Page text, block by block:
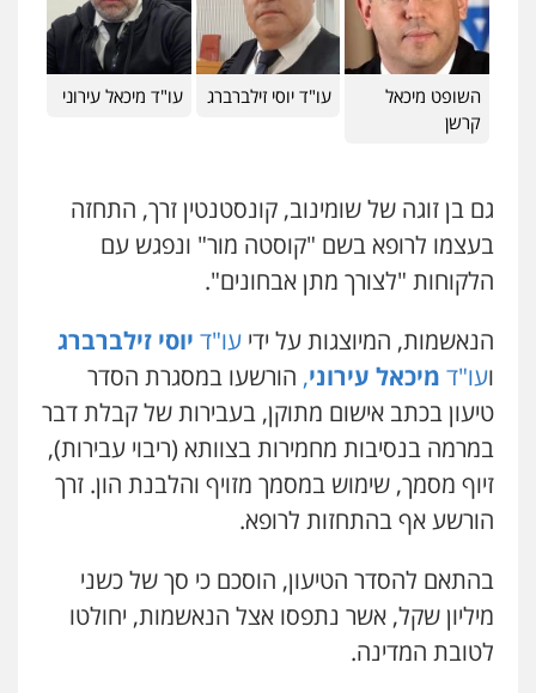
השופט מיכאל
קרשן
עו"ד יוסי זילברברג עו"ד מיכאל עירוני
גם בן זוגה של שומינוב, קונסטנטין זרך, התחזה
בעצמו לרופא בשם "קוסטה מור" ונפגש עם
הלקוחות "לצורך מתן אבחונים".
הנאשמות, המיוצגות על ידי עו"ד יוסי זילברברג
ועו"ד מיכאל עירוני, הורשעו במסגרת הסדר
טיעון בכתב אישום מתוקן, בעבירות של קבלת דבר
במרמה בנסיבות מחמירות בצוותא (ריבוי עבירות),
זיוף מסמך, שימוש במסמך מזויף והלבנת הון. זרך
הורשע אף בהתחזות לרופא.
בהתאם להסדר הטיעון, הוסכם כי סך של כשני
מיליון שקל, אשר נתפסו אצל הנאשמות, יחולטו
לטובת המדינה.
0544723840
חנא בולוס – משרד עורכי דין
עו"ד אורי רינצקי
פלילי כלכלי ניהול משפטים
0506216813
פלילי כלכלי עורכי דין לענייני אסירים
0525060666
אילן כץ – משרד עורכי דין
משפט פלילי ייצוג שוטרים וסוהרים
ועדות חקירה
עו"ד נעם שביט
פלילי
פסיכיאטריה משפטית